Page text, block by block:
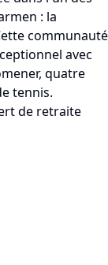
: la
communauté
avec
quatre
tennis.
de retraite